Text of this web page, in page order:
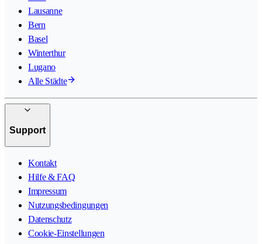
Lausanne
Bern
Basel
Winterthur
Lugano
Alle Städte
Support
Kontakt
Hilfe & FAQ
Impressum
Nutzungsbedingungen
Datenschutz
Cookie-Einstellungen